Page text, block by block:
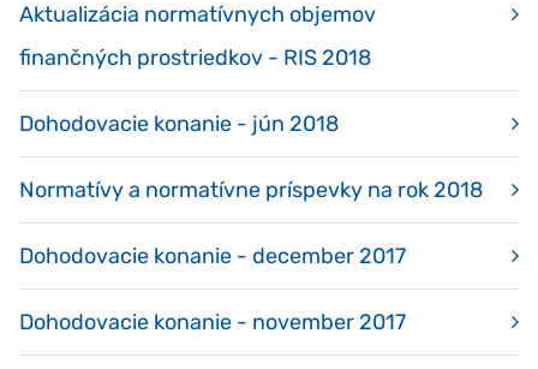
Aktualizácia normatívnych objemov
finančných prostriedkov - RIS 2018
Dohodovacie konanie - jún 2018
Normatívy a normatívne príspevky na rok 2018
Dohodovacie konanie - december 2017
Dohodovacie konanie - november 2017